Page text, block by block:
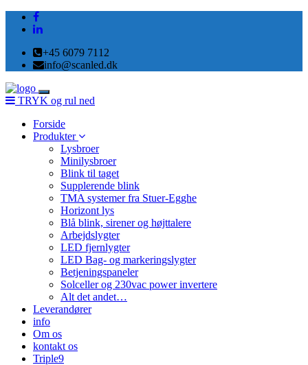
+45 6079 7112
info@scanled.dk
Toggle
navigation
TRYK og rul ned
Forside
Produkter
Lysbroer
Minilysbroer
Blink til taget
Supplerende blink
TMA systemer fra Stuer-Egghe
Horizont lys
Blå blink, sirener og højttalere
Arbejdslygter
LED fjernlygter
LED Bag- og markeringslygter
Betjeningspaneler
Solceller og 230vac power invertere
Alt det andet…
Leverandører
info
Om os
kontakt os
Triple9